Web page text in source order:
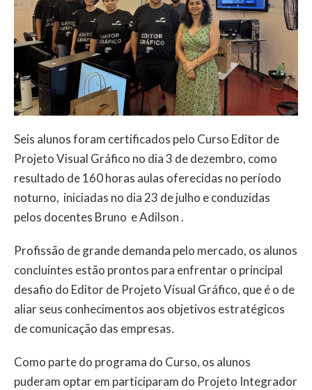
Seis alunos foram certificados pelo Curso Editor de
Projeto Visual Gráfico no dia 3 de dezembro, como
resultado de 160 horas aulas oferecidas no período
noturno, iniciadas no dia 23 de julho e conduzidas
pelos docentes Bruno e Adilson .
Profissão de grande demanda pelo mercado, os alunos
concluintes estão prontos para enfrentar o principal
desafio do Editor de Projeto Visual Gráfico, que é o de
aliar seus conhecimentos aos objetivos estratégicos
de comunicação das empresas.
Como parte do programa do Curso, os alunos
puderam optar em participaram do Projeto Integrador